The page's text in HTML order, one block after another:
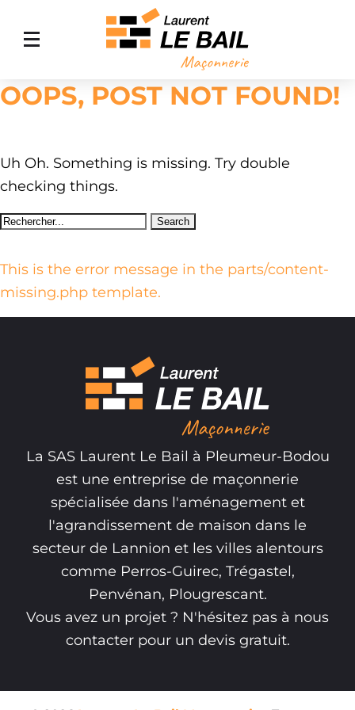
ACCUEIL
AMÉNAGEMENT EXTÉRIEUR
AGRANDISSEMENT DE MAISON
NOS RÉALISATIONS
OOPS, POST NOT FOUND!
Uh Oh. Something is missing. Try double
checking things.
This is the error message in the parts/content-
missing.php template.
La SAS Laurent Le Bail à Pleumeur-Bodou
est une entreprise de maçonnerie
spécialisée dans l'aménagement et
l'agrandissement de maison dans le
secteur de Lannion et les villes alentours
comme Perros-Guirec, Trégastel,
Penvénan, Plougrescant.
Vous avez un projet ? N'hésitez pas à nous
contacter pour un devis gratuit.